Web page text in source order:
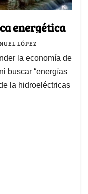
energética
LÓPEZ
la economía de
buscar “energías
la hidroeléctricas